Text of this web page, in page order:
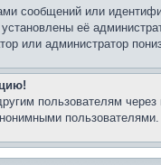
сообщений или
её
или администратор
пользователям
пользователями.